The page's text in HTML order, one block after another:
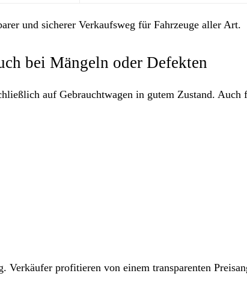
und sicherer Verkaufsweg für Fahrzeuge aller Art.
bei Mängeln oder Defekten
auf Gebrauchtwagen in gutem Zustand. Auch
Verkäufer profitieren von einem transparenten